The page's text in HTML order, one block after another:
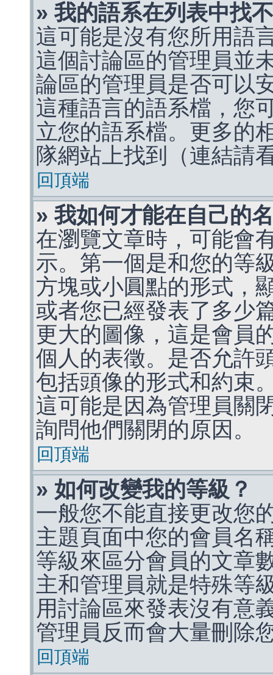
» 我的語系在列表中找
這可能是沒有您所用語
這個討論區的管理員並
論區的管理員是否可以
這種語言的語系檔，您
立您的語系檔。更多的
隊網站上找到（連結請
回頂端
» 我如何才能在自己的
在瀏覽文章時，可能會
示。第一個是和您的等
方塊或小圓點的形式，
或者您已經發表了多少
更大的圖像，這是會員
個人的表徵。是否允許
包括頭像的形式和約束
這可能是因為管理員關
詢問他們關閉的原因。
回頂端
» 如何改變我的等級？
一般您不能直接更改您
主題頁面中您的會員名
等級來區分會員的文章
主和管理員就是特殊等
用討論區來發表沒有意
管理員反而會大量刪除
回頂端